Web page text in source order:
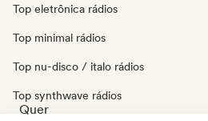
Top eletrônica rádios
Top minimal rádios
Top nu-disco / italo rádios
Top synthwave rádios
Quer